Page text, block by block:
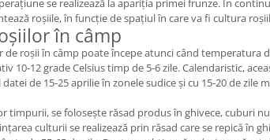
se realizează la apariția primei frunze. În
roșiile, în funcție de spațiul în care va fi cultura
în câmp
de roșii în câmp poate începe atunci când temperatura
10-12 grade Celsius timp de 5-6 zile. Calendaristic,
de 15-25 aprilie în zonele sudice și cu 15-20 de zile
timpurii, se folosește răsad produs în ghivece, cuburi
culturii se realizează prin răsad care se repică în